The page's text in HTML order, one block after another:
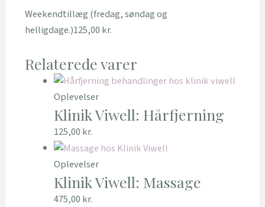
Weekendtillæg (fredag, søndag og
helligdage.)125,00 kr.
Relaterede varer
Oplevelser
Klinik Viwell: Hårfjerning
125,00 kr.
Oplevelser
Klinik Viwell: Massage
475,00 kr.